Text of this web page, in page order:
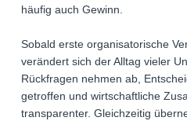
häufig auch Gewinn.
Sobald erste organisatorische
verändert sich der Alltag vieler
Rückfragen nehmen ab,
getroffen und wirtschaftliche
transparenter. Gleichzeitig